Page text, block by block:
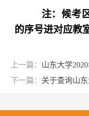
注：候考
的序号进对应教
上一篇：
下一篇：